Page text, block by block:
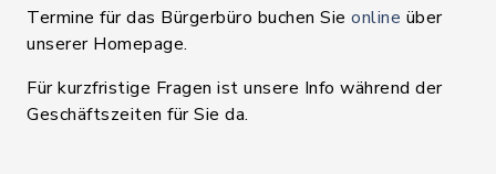
Termine für das Bürgerbüro buchen Sie online über
unserer Homepage.
Für kurzfristige Fragen ist unsere Info während der
Geschäftszeiten für Sie da.